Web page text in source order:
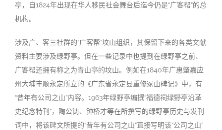
177期
亭，自1824年出现在华人移民社会舞台后迄今仍是“广客帮”的总
机构。
涉及广、客三社群的“广客帮”坟山组织，其保留下来的各类文献
资料主要涉及绿野亭。但在一些记录中也提到在绿野亭之前、
广客帮还拥有称之为青山亭的坟山。例如在1840年广惠肇嘉应
州大埔丰顺永定所立的《广东省永定县重修冢山碑记》中，有
“昔年有公司之山”内容。1963年绿野亭编撰“福德祠绿野亭沿革
史纪念特刊”，陶公铸、钟桥才等在所撰写的绿野亭历史与发刊
词中，将该碑文所提的“昔年有公司之山”直接写明该“公司之山”